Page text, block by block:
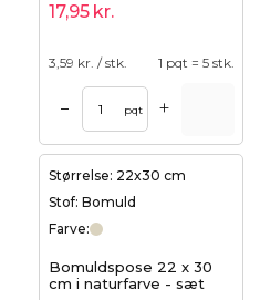
17,95 kr.
3,59 kr. / stk. 1 pqt = 5 stk.
– pqt +
Størrelse: 22x30 cm
Stof: Bomuld
Farve:
Bomuldspose 22 x 30
cm i naturfarve - sæt